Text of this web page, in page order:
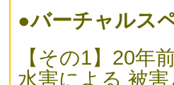
●バーチャルス
【その1】20年
水害による 被